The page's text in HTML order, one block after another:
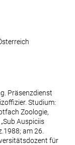
Präsenzdienst
Studium:
Zoologie,
Auspiciis
am 26.
für